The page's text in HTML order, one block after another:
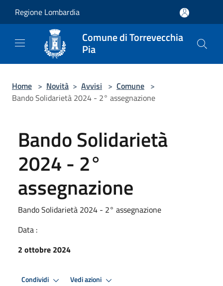
Regione Lombardia
Comune di Torrevecchia
Pia
Home > Novità > Avvisi > Comune >
Bando Solidarietà 2024 - 2° assegnazione
Bando Solidarietà
2024 - 2°
assegnazione
Bando Solidarietà 2024 - 2° assegnazione
Data :
2 ottobre 2024
Condividi Vedi azioni